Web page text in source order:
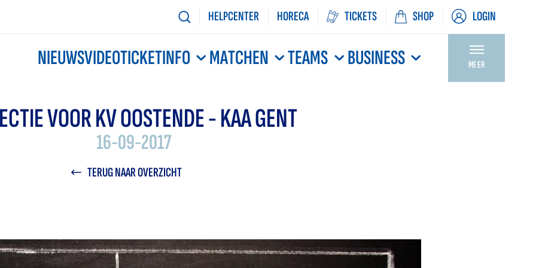
HELPCENTER HORECA TICKETS SHOP LOGIN
NIEUWSVIDEOTICKETINFO MATCHEN TEAMS BUSINESS MEER
VOOR KV OOSTENDE - KAA GENT
16-09-2017
TERUG NAAR OVERZICHT